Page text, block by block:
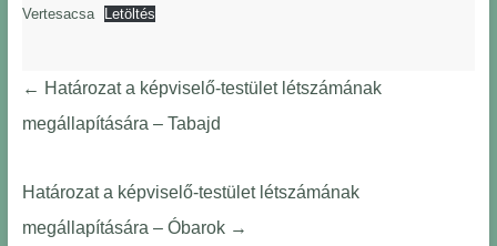
Vertesacsa Letöltés
← Határozat a képviselő-testület létszámának
megállapítására – Tabajd
Határozat a képviselő-testület létszámának
megállapítására – Óbarok →